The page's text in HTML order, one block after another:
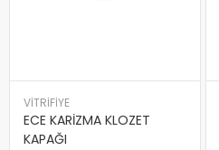
VİTRİFİYE
ECE KARİZMA KLOZET
KAPAĞI